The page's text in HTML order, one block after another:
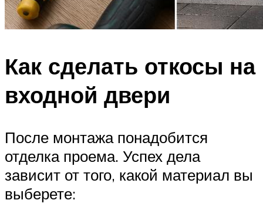
Как сделать откосы на
входной двери
После монтажа понадобится
отделка проема. Успех дела
зависит от того, какой материал вы
выберете: